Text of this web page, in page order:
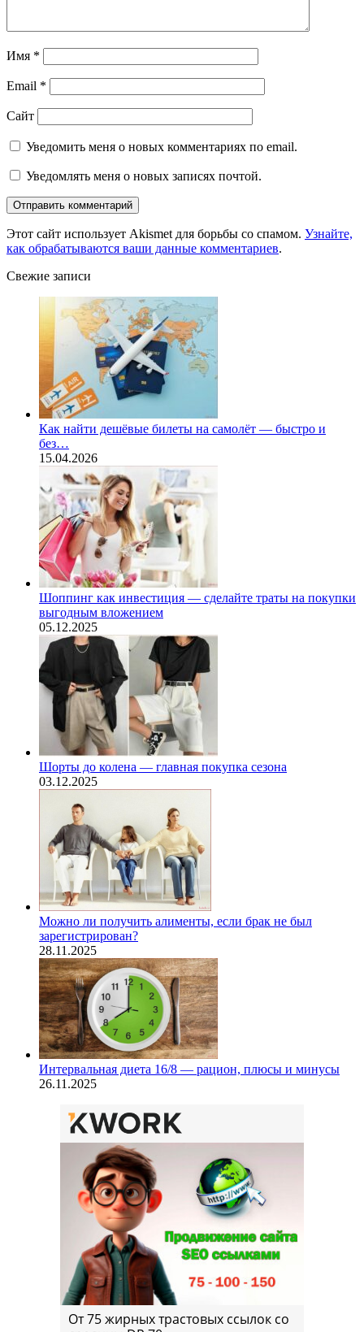
Имя *
Email *
Сайт
Уведомить меня о новых комментариях по email.
Уведомлять меня о новых записях почтой.
Этот сайт использует Akismet для борьбы со спамом. Узнайте,
как обрабатываются ваши данные комментариев.
Свежие записи
Как найти дешёвые билеты на самолёт — быстро и
без…
15.04.2026
Шоппинг как инвестиция — сделайте траты на покупки
выгодным вложением
05.12.2025
Шорты до колена — главная покупка сезона
03.12.2025
Можно ли получить алименты, если брак не был
зарегистрирован?
28.11.2025
Интервальная диета 16/8 — рацион, плюсы и минусы
26.11.2025